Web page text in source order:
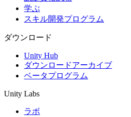
XR ゲームを複数プラットフォー
マルチプレイヤーゲーム
マルチプレイヤーゲーム制作を簡素
学ぶ
スキル開発プログラム
ダウンロード
Unity Hub
ダウンロードアーカイブ
ベータプログラム
Unity Labs
ラボ